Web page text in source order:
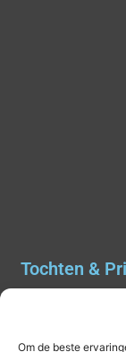
Om de beste
Tochten &